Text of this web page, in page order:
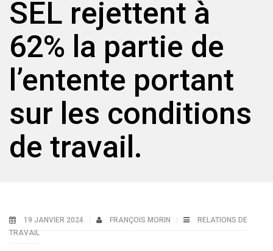
SEL rejettent à
62% la partie de
l’entente portant
sur les conditions
de travail.
19 JANVIER 2024 FRANÇOIS MORIN
RELATIONS DE
TRAVAIL